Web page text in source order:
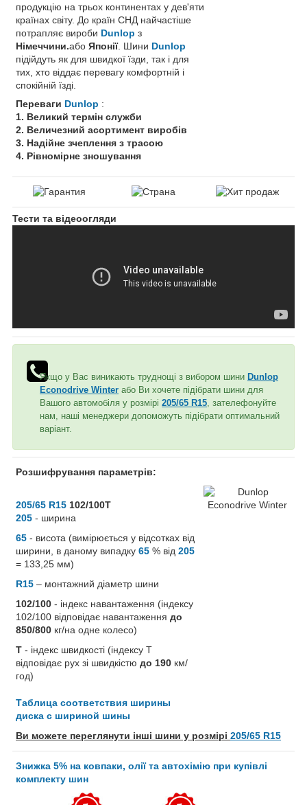
продукцію на трьох континентах у дев'яти
країнах світу. До країн СНД найчастіше
потрапляє вироби Dunlop з
Німеччини.або Японії. Шини Dunlop
підійдуть як для швидкої їзди, так і для
тих, хто віддає перевагу комфортній і
спокійній їзді.
Переваги Dunlop :
1. Великий термін служби
2. Величезний асортимент виробів
3. Надійне зчеплення з трасою
4. Рівномірне зношування
Тести та відеоогляди
Якщо у Вас виникають труднощі з вибором шини Dunlop
Econodrive Winter або Ви хочете підібрати шини для
Вашого автомобіля у розмірі 205/65 R15 , зателефонуйте
нам, наші менеджери допоможуть підібрати оптимальний
варіант.
Розшифрування параметрів:
205/65 R15 102/100T
205 - ширина
65 - висота (вимірюється у відсотках від
ширини, в даному випадку 65 % від 205
= 133,25 мм)
R15 – монтажний діаметр шини
102/100 - індекс навантаження (індексу
102/100 відповідає навантаження до
850/800 кг/на одне колесо)
T - індекс швидкості (індексу T
відповідає рух зі швидкістю до 190 км/
год)
Таблица соответствия ширины
диска с шириной шины
Ви можете переглянути інші шини у розмірі 205/65 R15
Знижка 5% на ковпаки, олії та автохімію при купівлі
комплекту шин